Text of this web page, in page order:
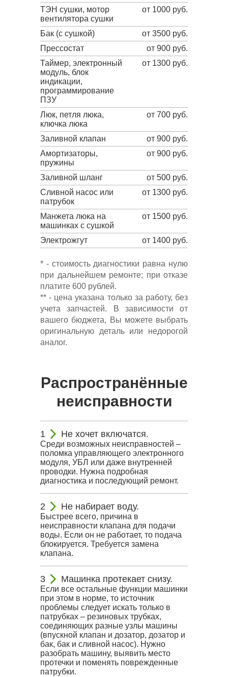
ТЭН сушки, мотор
вентилятора сушки
от 1000 руб.
Бак (с сушкой)
от 3500 руб.
Прессостат
от 900 руб.
Таймер, электронный
модуль, блок
индикации,
программирование
ПЗУ
от 1300 руб.
Люк, петля люка,
ключка люка
от 700 руб.
Заливной клапан
от 900 руб.
Амортизаторы,
пружины
от 900 руб.
Заливной шланг
от 500 руб.
Сливной насос или
патрубок
от 1300 руб.
Манжета люка на
машинках с сушкой
от 1500 руб.
Электрожгут от 1400 руб.
* - стоимость диагностики равна нулю
при дальнейшем ремонте; при отказе
платите 600 рублей.
** - цена указана только за работу, без
учета запчастей. В зависимости от
вашего бюджета, Вы можете выбрать
оригинальную деталь или недорогой
аналог.
Распространённые
неисправности
Не хочет включатся.
Среди возможных неисправностей –
поломка управляющего электронного
модуля, УБЛ или даже внутренней
проводки. Нужна подробная
диагностика и последующий ремонт.
Не набирает воду.
Быстрее всего, причина в
неисправности клапана для подачи
воды. Если он не работает, то подача
блокируется. Требуется замена
клапана.
Машинка протекает снизу.
Если все остальные функции машинки
при этом в норме, то источник
проблемы следует искать только в
патрубках – резиновых трубках,
соединяющих разные узлы машины
(впускной клапан и дозатор, дозатор и
бак, бак и сливной насос). Нужно
разобрать машину, выявить место
протечки и поменять поврежденные
патрубки.